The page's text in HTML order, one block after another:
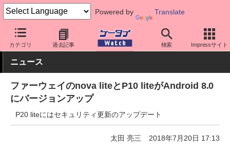
Powered by Translate
カテゴリ 過去記事 検索 Impressサイト
ケータイ Watch 格安スマホ/格安SIM 格安スマホ/SIMフリースマ
ニュース
ファーウェイのnova liteとP10 liteがAndroid 8.0
にバージョンアップ
P20 liteにはセキュリティ更新のアップデート
太田 亮三 2018年7月20日 17:13